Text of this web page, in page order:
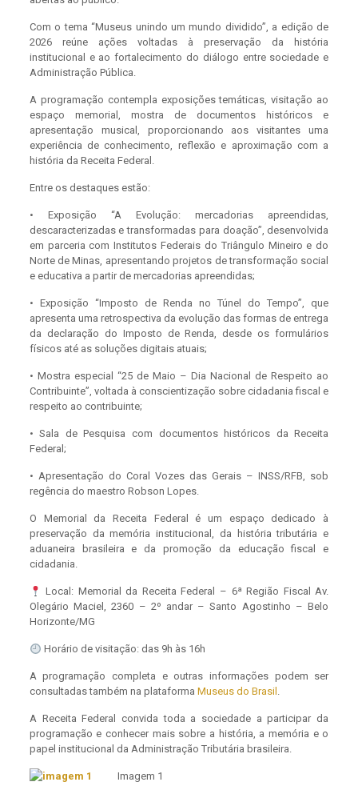
Com o tema “Museus unindo um mundo dividido”, a edição de
2026 reúne ações voltadas à preservação da história
institucional e ao fortalecimento do diálogo entre sociedade e
Administração Pública.
A programação contempla exposições temáticas, visitação ao
espaço memorial, mostra de documentos históricos e
apresentação musical, proporcionando aos visitantes uma
experiência de conhecimento, reflexão e aproximação com a
história da Receita Federal.
Entre os destaques estão:
• Exposição “A Evolução: mercadorias apreendidas,
descaracterizadas e transformadas para doação”, desenvolvida
em parceria com Institutos Federais do Triângulo Mineiro e do
Norte de Minas, apresentando projetos de transformação social
e educativa a partir de mercadorias apreendidas;
• Exposição “Imposto de Renda no Túnel do Tempo”, que
apresenta uma retrospectiva da evolução das formas de entrega
da declaração do Imposto de Renda, desde os formulários
físicos até as soluções digitais atuais;
• Mostra especial “25 de Maio – Dia Nacional de Respeito ao
Contribuinte”, voltada à conscientização sobre cidadania fiscal e
respeito ao contribuinte;
• Sala de Pesquisa com documentos históricos da Receita
Federal;
• Apresentação do Coral Vozes das Gerais – INSS/RFB, sob
regência do maestro Robson Lopes.
O Memorial da Receita Federal é um espaço dedicado à
preservação da memória institucional, da história tributária e
aduaneira brasileira e da promoção da educação fiscal e
cidadania.
Local: Memorial da Receita Federal – 6ª Região Fiscal Av.
Olegário Maciel, 2360 – 2º andar – Santo Agostinho – Belo
Horizonte/MG
Horário de visitação: das 9h às 16h
A programação completa e outras informações podem ser
consultadas também na plataforma Museus do Brasil .
A Receita Federal convida toda a sociedade a participar da
programação e conhecer mais sobre a história, a memória e o
papel institucional da Administração Tributária brasileira.
Imagem 1